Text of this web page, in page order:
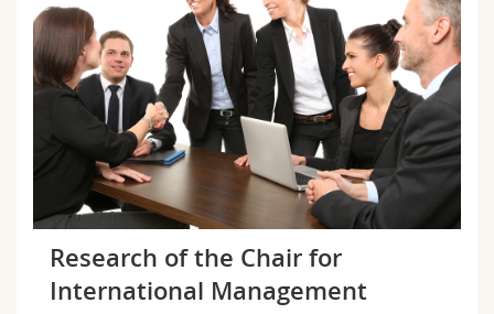
Research of the Chair for
International Management